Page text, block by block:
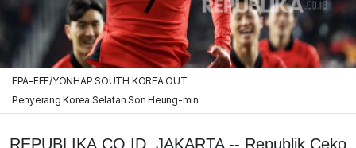
EPA-EFE/YONHAP SOUTH KOREA OUT
Penyerang Korea Selatan Son Heung-min
REPUBLIKA.CO.ID, JAKARTA -- Republik Ceko